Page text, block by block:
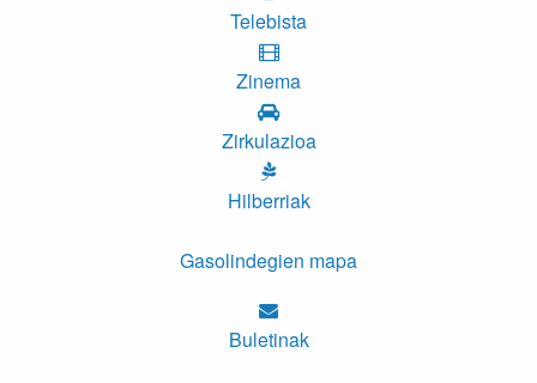
Telebista
Zinema
Zirkulazioa
Hilberriak
Gasolindegien mapa
Buletinak